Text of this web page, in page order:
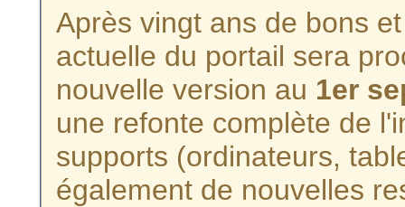
Après vingt ans de bons
actuelle du portail sera
nouvelle version au 1er
une refonte complète de
supports (ordinateurs,
également de nouvelles